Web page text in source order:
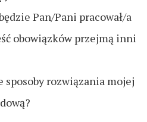
Pan/Pani pracował/a
obowiązków przejmą inni
sposoby rozwiązania mojej